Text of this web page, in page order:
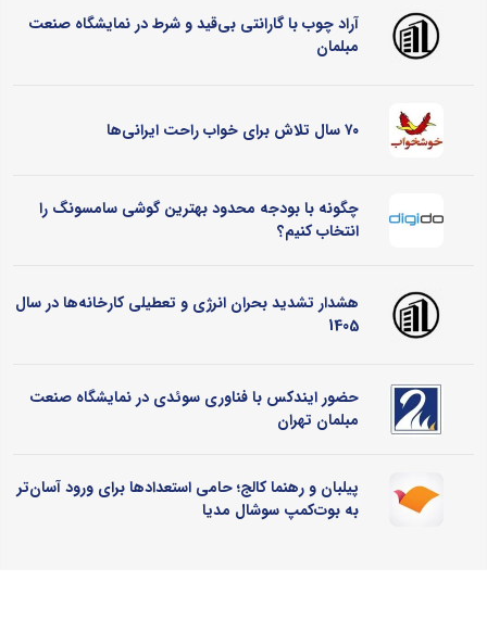
آراد چوب با گارانتی بی‌قید و شرط در نمایشگاه صنعت
مبلمان
۷۰ سال تلاش برای خواب راحت ایرانی‌ها
چگونه با بودجه محدود بهترین گوشی سامسونگ را
انتخاب کنیم؟
هشدار تشدید بحران انرژی و تعطیلی کارخانه‌ها در سال
1405
حضور ایندکس با فناوری سوئدی در نمایشگاه صنعت
مبلمان تهران
پیلبان و رهنما کالج؛ حامی استعدادها برای ورود آسان‌تر
به بوت‌کمپ سوشال مدیا